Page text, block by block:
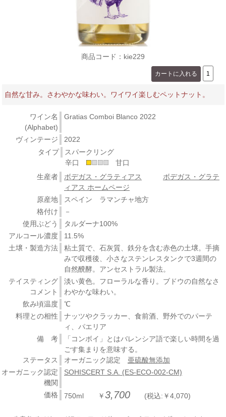
商品コード：kie229
自然な甘み。さわやかな味わい。ワイワイ楽しむペットナット。
ワイン名
(Alphabet)
Gratias Comboi Blanco 2022
ヴィンテージ
2022
タイプ
スパークリング
辛口
甘口
生産者
ボデガス・グラティアス
ボデガス・グラテ
ィアス ホームページ
原産地
スペイン ラマンチャ地方
格付け
－
使用ぶどう
タルダーナ100%
アルコール濃度
11.5%
土壌・製造方法
粘土質で、石灰質、鉄分を含む赤色の土壌。手摘
みで収穫後、小さなステンレスタンクで3週間の
自然醗酵。アンセストラル製法。
テイスティング
コメント
淡い黄色。フローラルな香り。ブドウの自然なさ
わやかな味わい。
飲み頃温度
℃
料理との相性
ナッツやクラッカー、食前酒、野外でのパーテ
ィ、パエリア
備 考
「コンボイ」とはバレンシア語で楽しい時間を過
ごす集まりを意味する。
ステータス
オーガニック認定 亜硫酸無添加
オーガニック認定
機関
SOHISCERT S.A. (ES-ECO-002-CM)
価格 750ml ￥3,700 (税込:￥4,070)